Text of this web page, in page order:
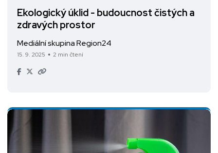
Ekologický úklid - budoucnost čistých a
zdravých prostor
Mediální skupina Region24
15. 9. 2025 2 min čtení